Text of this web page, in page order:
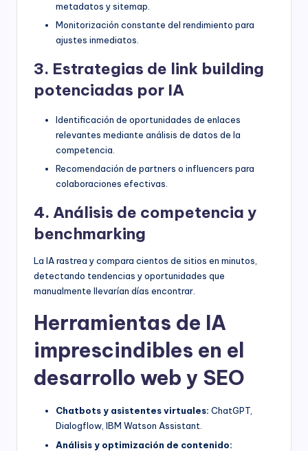
metadatos y sitemap.
Monitorización constante del rendimiento para
ajustes inmediatos.
3. Estrategias de link building
potenciadas por IA
Identificación de oportunidades de enlaces
relevantes mediante análisis de datos de la
competencia.
Recomendación de partners o influencers para
colaboraciones efectivas.
4. Análisis de competencia y
benchmarking
La IA rastrea y compara cientos de sitios en minutos,
detectando tendencias y oportunidades que
manualmente llevarían días encontrar.
Herramientas de IA
imprescindibles en el
desarrollo web y SEO
Chatbots y asistentes virtuales: ChatGPT,
Dialogflow, IBM Watson Assistant.
Análisis y optimización de contenido: